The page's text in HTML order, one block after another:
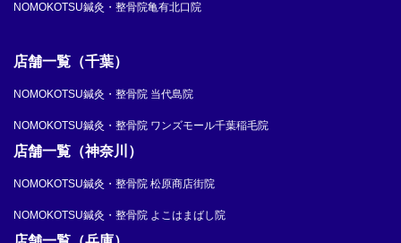
NOMOKOTSU鍼灸・整骨院亀有北口院
店舗一覧（千葉）
NOMOKOTSU鍼灸・整骨院 当代島院
NOMOKOTSU鍼灸・整骨院 ワンズモール千葉稲毛院
店舗一覧（神奈川）
NOMOKOTSU鍼灸・整骨院 松原商店街院
NOMOKOTSU鍼灸・整骨院 よこはまばし院